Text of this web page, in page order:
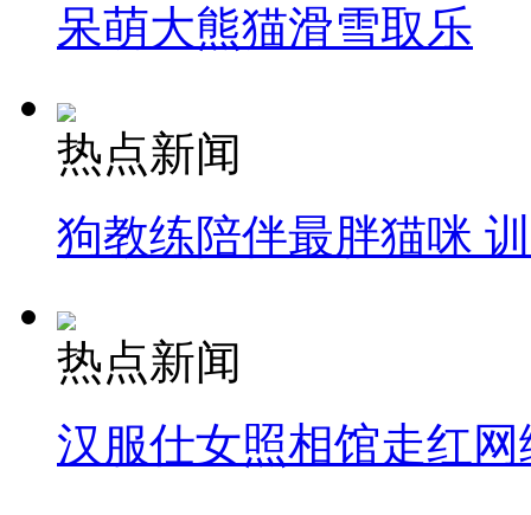
呆萌大熊猫滑雪取乐
热点新闻
狗教练陪伴最胖猫咪
热点新闻
汉服仕女照相馆走红网